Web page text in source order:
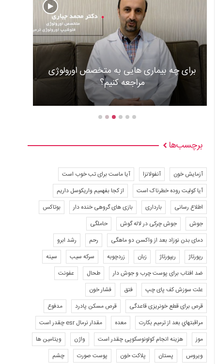
عوارض و علل گذاشتن باطری قلب +ویدئو
برچسب‌ها
آزمایش خون آنفولانزا
آیا ماست برای تب خوب است
آیا کولیت روده خطرناک است
از کجا بفهمیم واریکوسل داریم
اطلاع رسانی
بارداری بازی های گروهی خنده دار
بوتاکس
جوش
جوش چرکی در لاله گوش
حاملگی
دمای بدن نوزاد بعد از واکسن دو ماهگی
رحم
رشد ابرو
رپورتاژ
ریپورتاژ زبان زردچوبه سرکه سیب
سینه
ضد افتاب برای پوست چرب و جوش دار
طحال
عفونت
علت سوزش کف پای چپ
فتق
فشار خون
قرص برای قطع خونریزی قاعدگی
قرص مسکن پادرد
مدفوع
مراقبتهاي بعد از ترميم بكارت
معده
مقدار نرمال esr چقدر است
موز
هزینه انجام کولونوسکوپی چقدر است واژن
ویتامین ها
ویروس
پستان پلاکت خون پوست صورت
چشم